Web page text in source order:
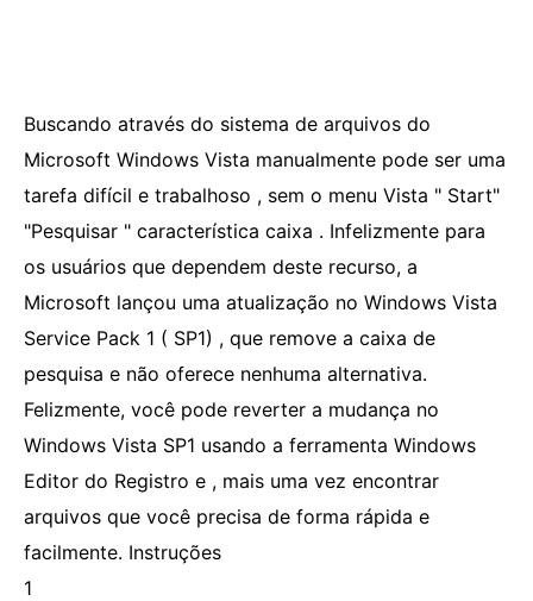
Buscando através do sistema de arquivos do
Microsoft Windows Vista manualmente pode ser uma
tarefa difícil e trabalhoso , sem o menu Vista " Start"
"Pesquisar " característica caixa . Infelizmente para
os usuários que dependem deste recurso, a
Microsoft lançou uma atualização no Windows Vista
Service Pack 1 ( SP1) , que remove a caixa de
pesquisa e não oferece nenhuma alternativa.
Felizmente, você pode reverter a mudança no
Windows Vista SP1 usando a ferramenta Windows
Editor do Registro e , mais uma vez encontrar
arquivos que você precisa de forma rápida e
facilmente. Instruções
1